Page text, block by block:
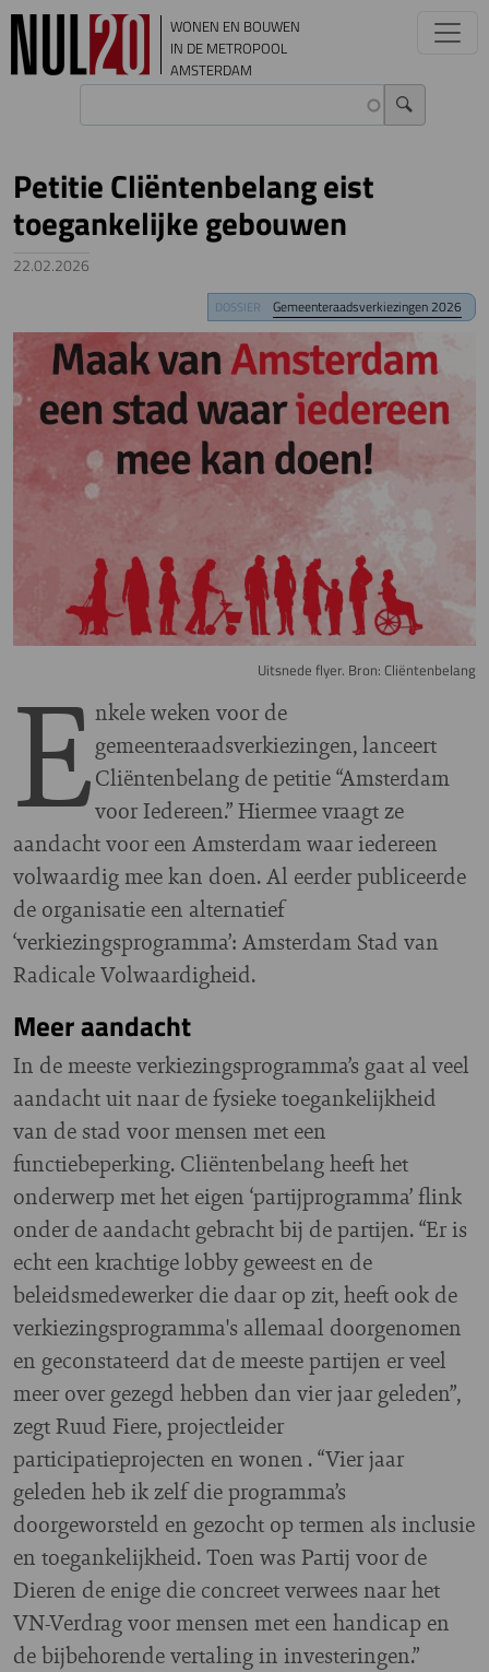
Overslaan en naar de inhoud gaan
WONEN EN BOUWEN
IN DE METROPOOL
AMSTERDAM
Petitie Cliëntenbelang eist
toegankelijke gebouwen
22.02.2026
DOSSIER Gemeenteraadsverkiezingen 2026
Uitsnede flyer. Bron: Cliëntenbelang
Enkele weken voor de
gemeenteraadsverkiezingen, lanceert
Cliëntenbelang de petitie “Amsterdam
voor Iedereen.” Hiermee vraagt ze
aandacht voor een Amsterdam waar iedereen
volwaardig mee kan doen. Al eerder publiceerde
de organisatie een alternatief
‘verkiezingsprogramma’: Amsterdam Stad van
Radicale Volwaardigheid.
Meer aandacht
In de meeste verkiezingsprogramma’s gaat al veel
aandacht uit naar de fysieke toegankelijkheid
van de stad voor mensen met een
functiebeperking. Cliëntenbelang heeft het
onderwerp met het eigen ‘partijprogramma’ flink
onder de aandacht gebracht bij de partijen. “Er is
echt een krachtige lobby geweest en de
beleidsmedewerker die daar op zit, heeft ook de
verkiezingsprogramma's allemaal doorgenomen
en geconstateerd dat de meeste partijen er veel
meer over gezegd hebben dan vier jaar geleden”,
zegt Ruud Fiere, projectleider
participatieprojecten en wonen . “Vier jaar
geleden heb ik zelf die programma’s
doorgeworsteld en gezocht op termen als inclusie
en toegankelijkheid. Toen was Partij voor de
Dieren de enige die concreet verwees naar het
VN-Verdrag voor mensen met een handicap en
de bijbehorende vertaling in investeringen.”